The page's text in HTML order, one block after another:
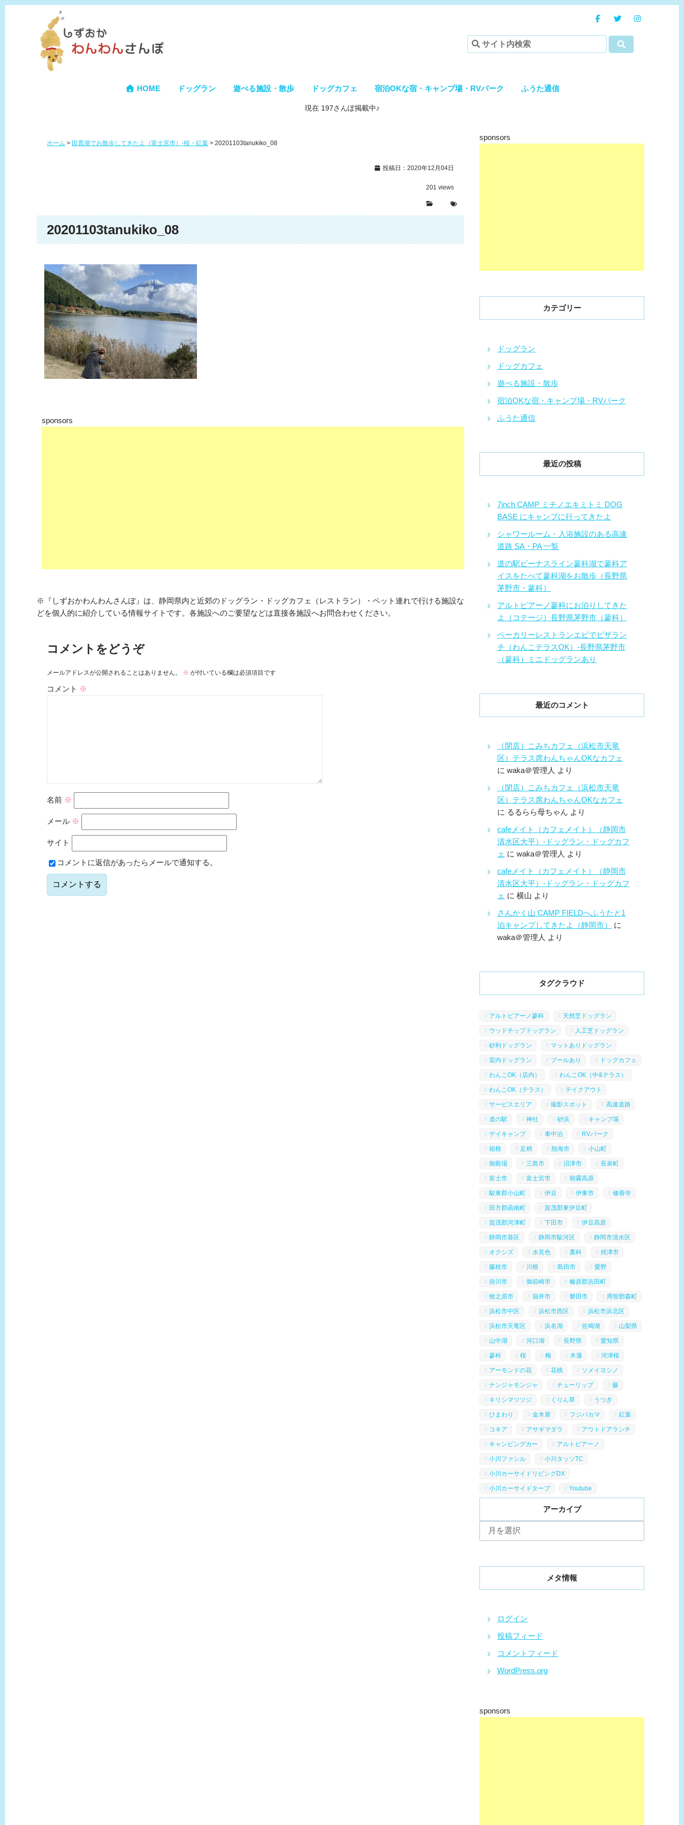
HOME ドッグラン 遊べる施設・散歩 ドッグカフェ 宿泊OKな宿・キャンプ場・RVパーク ふうた通信
現在 197さんぽ掲載中♪
ホーム > 田貫湖でお散歩してきたよ（富士宮市）-桜・紅葉 > 20201103tanukiko_08
投稿日：2020年12月04日
201 views
20201103tanukiko_08
sponsors
※『しずおかわんわんさんぽ』は、静岡県内と近郊のドッグラン・ドッグカフェ（レストラン）・ペット連れで行ける施設な
どを個人的に紹介している情報サイトです。各施設へのご要望などは直接各施設へお問合わせください。
コメントをどうぞ
メールアドレスが公開されることはありません。 ※ が付いている欄は必須項目です
コメント ※
名前 ※
メール ※
サイト
コメントに返信があったらメールで通知する。
sponsors
カテゴリー
ドッグラン
ドッグカフェ
遊べる施設・散歩
宿泊OKな宿・キャンプ場・RVパーク
ふうた通信
最近の投稿
7inch CAMP ミチノエキミトミ DOG
BASE にキャンプに行ってきたよ
シャワールーム・入浴施設のある高速
道路 SA・PA 一覧
道の駅ビーナスライン蓼科湖で蓼科ア
イスをたべて蓼科湖をお散歩（長野県
茅野市・蓼科）
アルトピアーノ蓼科にお泊りしてきた
よ（コテージ）長野県茅野市（蓼科）
ベーカリーレストランエピでピザラン
チ（わんこテラスOK）-長野県茅野市
（蓼科）ミニドッグランあり
最近のコメント
（閉店）こみちカフェ（浜松市天竜
区）テラス席わんちゃんOKなカフェ
に waka＠管理人 より
（閉店）こみちカフェ（浜松市天竜
区）テラス席わんちゃんOKなカフェ
に るるらら母ちゃん より
cafeメイト（カフェメイト）（静岡市
清水区大平）-ドッグラン・ドッグカフ
ェ に waka＠管理人 より
cafeメイト（カフェメイト）（静岡市
清水区大平）-ドッグラン・ドッグカフ
ェ に 横山 より
さんかく山 CAMP FIELDへふうたと1
泊キャンプしてきたよ（静岡市）
に
waka＠管理人 より
タグクラウド
アルトピアーノ蓼科 天然芝ドッグラン
ウッドチップドッグラン 人工芝ドッグラン
砂利ドッグラン マットありドッグラン
室内ドッグラン プールあり ドッグカフェ
わんこOK（店内） わんこOK（中&テラス）
わんこOK（テラス） テイクアウト
サービスエリア 撮影スポット 高速道路
道の駅 神社 砂浜 キャンプ場
デイキャンプ 車中泊 RVパーク
箱根 足柄 熱海市 小山町
御殿場 三島市 沼津市 長泉町
富士市 富士宮市 朝霧高原
駿東郡小山町 伊豆 伊東市 修善寺
田方郡函南町 賀茂郡東伊豆町
賀茂郡河津町 下田市 伊豆高原
静岡市葵区 静岡市駿河区 静岡市清水区
オクシズ 水見色 藁科 焼津市
藤枝市 川根 島田市 愛野
掛川市 御前崎市 榛原郡吉田町
牧之原市 袋井市 磐田市 周智郡森町
浜松市中区 浜松市西区 浜松市浜北区
浜松市天竜区 浜名湖 佐鳴湖 山梨県
山中湖 河口湖 長野県 愛知県
蓼科 桜 梅 木蓮 河津桜
アーモンドの花 花桃 ソメイヨシノ
ナンジャモンジャ チューリップ 藤
キリシマツツジ くりん草 うつぎ
ひまわり 金木犀 フジバカマ 紅葉
コキア アサギマダラ アウトドアランチ
キャンピングカー アルトピアーノ
小川ファシル 小川タッソTC
小川カーサイドリビングDX
小川カーサイドタープ Youtube
アーカイブ
ー
メタ情報
ログイン
投稿フィード
コメントフィード
WordPress.org
sponsors